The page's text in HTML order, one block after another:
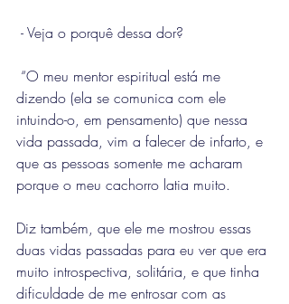
- Veja o porquê dessa dor?
dizendo (ela se comunica com ele
intuindo-o, em pensamento) que nessa
vida passada, vim a falecer de infarto, e
que as pessoas somente me acharam
porque o meu cachorro latia muito.
Diz também, que ele me mostrou essas
duas vidas passadas para eu ver que era
muito introspectiva, solitária, e que tinha
dificuldade de me entrosar com as